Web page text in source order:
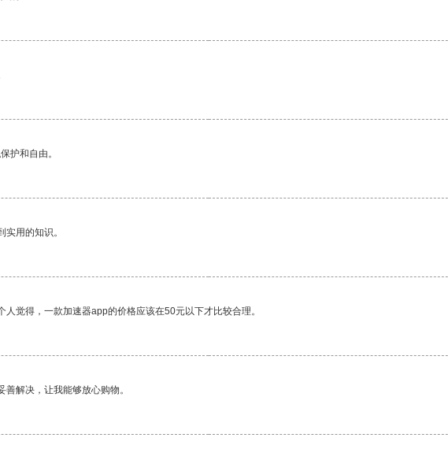
护和自由。
用的知识。
觉得，一款加速器app的价格应该在50元以下才比较合理。
解决，让我能够放心购物。